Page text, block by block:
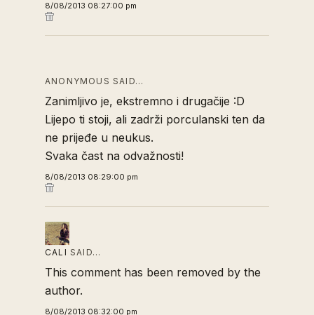
8/08/2013 08:27:00 pm
ANONYMOUS SAID…
Zanimljivo je, ekstremno i drugačije :D
Lijepo ti stoji, ali zadrži porculanski ten da
ne prijeđe u neukus.
Svaka čast na odvažnosti!
8/08/2013 08:29:00 pm
CALI SAID…
This comment has been removed by the
author.
8/08/2013 08:32:00 pm